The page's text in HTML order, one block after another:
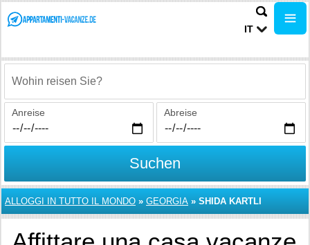
IT
Wohin reisen Sie?
Anreise Abreise
Suchen
ALLOGGI IN TUTTO IL MONDO » GEORGIA » SHIDA KARTLI